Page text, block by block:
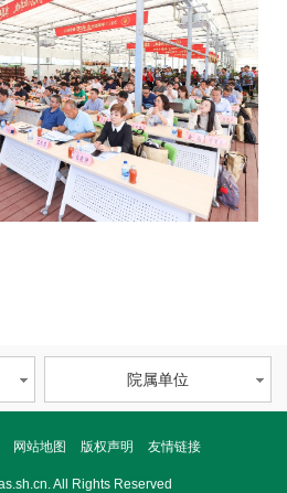
院属单位
网站地图 版权声明 友情链接
All Rights Reserved